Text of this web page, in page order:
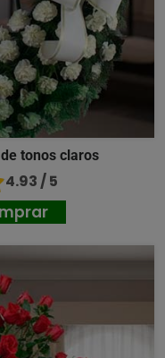
tonos claros
4.93 / 5